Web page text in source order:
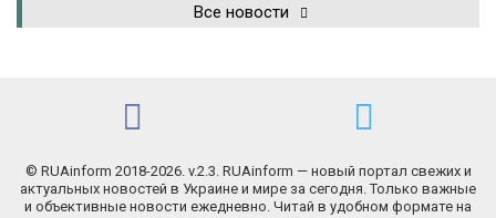
Все новости
© RUAinform 2018-2026. v.2.3. RUAinform — новый портал свежих и
актуальных новостей в Украине и мире за сегодня. Только важные
и объективные новости ежедневно. Читай в удобном формате на